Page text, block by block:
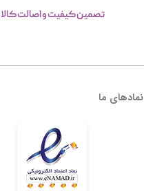
تصمین کیفیت و اصالت کالا
نمادهای ما